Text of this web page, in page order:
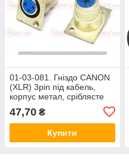
01-03-081. Гніздо CANON
(XLR) 3pin під кабель,
корпус метал, сріблясте
47,70 ₴
Купити